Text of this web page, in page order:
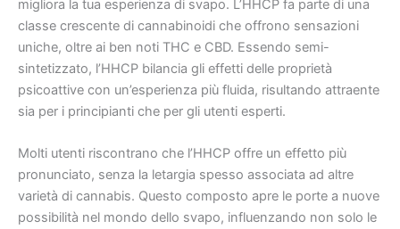
migliora la tua esperienza di svapo. L’HHCP fa parte di una
classe crescente di cannabinoidi che offrono sensazioni
uniche, oltre ai ben noti THC e CBD. Essendo semi-
sintetizzato, l’HHCP bilancia gli effetti delle proprietà
psicoattive con un’esperienza più fluida, risultando attraente
sia per i principianti che per gli utenti esperti.
Molti utenti riscontrano che l’HHCP offre un effetto più
pronunciato, senza la letargia spesso associata ad altre
varietà di cannabis. Questo composto apre le porte a nuove
possibilità nel mondo dello svapo, influenzando non solo le